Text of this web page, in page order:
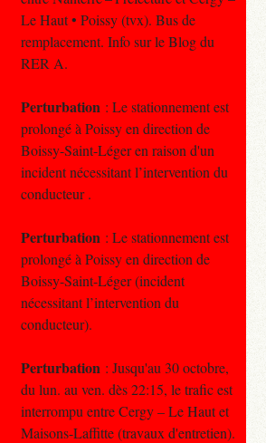
Le Haut • Poissy (tvx). Bus de
remplacement. Info sur le Blog du
RER A.
Perturbation : Le stationnement est
prolongé à Poissy en direction de
Boissy-Saint-Léger en raison d'un
incident nécessitant l’intervention du
conducteur .
Perturbation : Le stationnement est
prolongé à Poissy en direction de
Boissy-Saint-Léger (incident
nécessitant l’intervention du
conducteur).
Perturbation : Jusqu'au 30 octobre,
du lun. au ven. dès 22:15, le trafic est
interrompu entre Cergy – Le Haut et
Maisons-Laffitte (travaux d'entretien).